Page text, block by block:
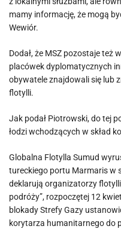
mamy informację, że mogą
Wewiór.
Dodał, że MSZ pozostaje też
placówek dyplomatycznych
obywatele znajdowali się lub
flotylli.
Jak podał Piotrowski, do tej
łodzi wchodzących w skład
Globalna Flotylla Sumud
tureckiego portu Marmaris w
deklarują organizatorzy
podróży”, rozpoczętej 12
blokady Strefy Gazy
korytarza humanitarnego do